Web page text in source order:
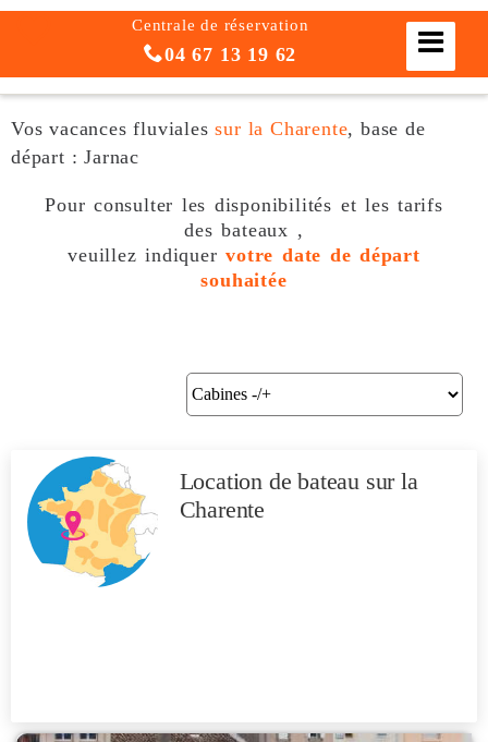
Centrale de réservation
04 67 13 19 62
Vos vacances fluvialessur la Charente, base de
départ : Jarnac
Pour consulter les disponibilités et les tarifs
des bateaux ,
veuillez indiquervotre date de départ
souhaitée
Location de bateau sur la
Charente